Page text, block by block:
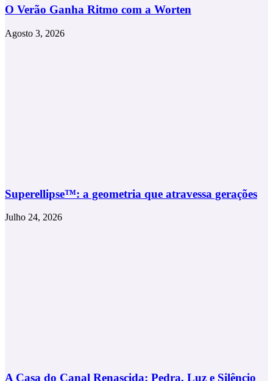
O Verão Ganha Ritmo com a Worten
Agosto 3, 2026
Superellipse™: a geometria que atravessa gerações
Julho 24, 2026
A Casa do Canal Renascida: Pedra, Luz e Silêncio